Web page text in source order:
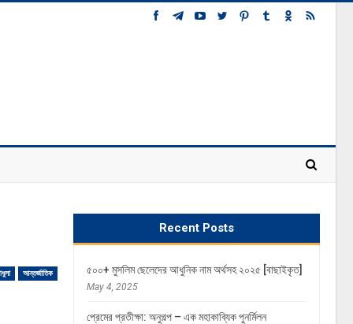
আন্তর্জাতিক
Recent Posts
৫০০+ মুসলিম ছেলেদের আধুনিক নাম অর্থসহ ২০২৫ [বাছাইকৃত]
May 4, 2025
প্রেমের প্রতীক্ষা: অনুগল্প – এক মহাকাব্যিক পুনর্মিলন